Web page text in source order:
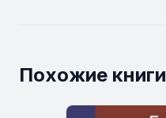
Похожие книги